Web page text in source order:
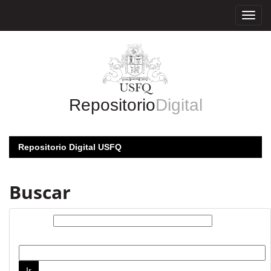
RepositorioDigital
Repositorio Digital USFQ
Buscar